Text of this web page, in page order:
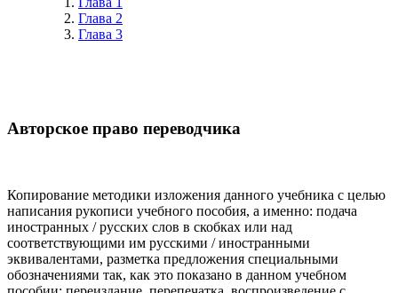
Глава 2
Глава 3
Авторское право переводчика
Копирование методики изложения данного учебника с целью
написания рукописи учебного пособия, а именно: подача
иностранных / русских слов в скобках или над
соответствующими им русскими / иностранными
эквивалентами, разметка предложения специальными
обозначениями так, как это показано в данном учебном